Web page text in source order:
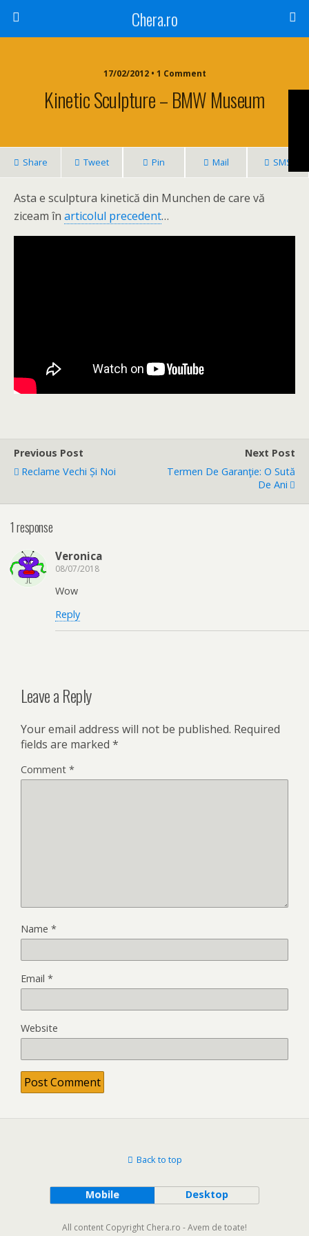
Chera.ro
17/02/2012 • 1 Comment
Kinetic Sculpture – BMW Museum
Share Tweet Pin Mail SMS
Asta e sculptura kinetică din Munchen de care vă
ziceam în articolul precedent…
Previous Post
Reclame Vechi Și Noi
Next Post
Termen De Garanţie: O Sută
De Ani
1 response
Veronica
08/07/2018
Wow
Reply
Leave a Reply
Your email address will not be published. Required
fields are marked *
Comment *
Name *
Email *
Website
Back to top
Mobile Desktop
All content Copyright Chera.ro - Avem de toate!